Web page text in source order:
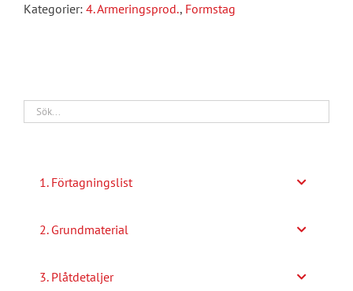
35mm
Kategorier: 4. Armeringsprod., Formstag
1. Förtagningslist
2. Grundmaterial
3. Plåtdetaljer